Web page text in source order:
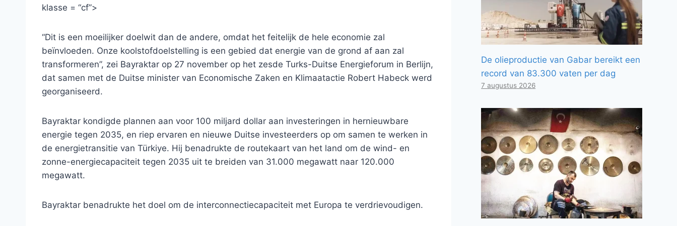
klasse = “cf”>
“Dit is een moeilijker doelwit dan de andere, omdat het feitelijk de hele economie zal
beïnvloeden. Onze koolstofdoelstelling is een gebied dat energie van de grond af aan zal
transformeren”, zei Bayraktar op 27 november op het zesde Turks-Duitse Energieforum in Berlijn,
dat samen met de Duitse minister van Economische Zaken en Klimaatactie Robert Habeck werd
georganiseerd.
Bayraktar kondigde plannen aan voor 100 miljard dollar aan investeringen in hernieuwbare
energie tegen 2035, en riep ervaren en nieuwe Duitse investeerders op om samen te werken in
de energietransitie van Türkiye. Hij benadrukte de routekaart van het land om de wind- en
zonne-energiecapaciteit tegen 2035 uit te breiden van 31.000 megawatt naar 120.000
megawatt.
Bayraktar benadrukte het doel om de interconnectiecapaciteit met Europa te verdrievoudigen.
De olieproductie van Gabar bereikt een
record van 83.300 vaten per dag
7 augustus 2026